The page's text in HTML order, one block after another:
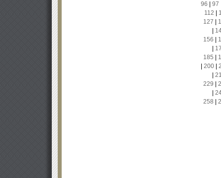
96
97
112
127
156
185
200|
229
258